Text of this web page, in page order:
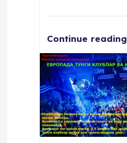
Continue reading